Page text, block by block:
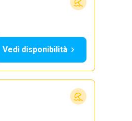
Vedi disponibilità